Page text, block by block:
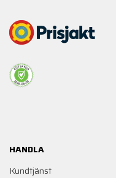
HANDLA
Kundtjänst